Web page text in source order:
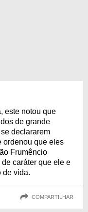
este notou que
de grande
declararem
ordenou que eles
Frumêncio
caráter que ele e
de vida.
COMPARTILHAR